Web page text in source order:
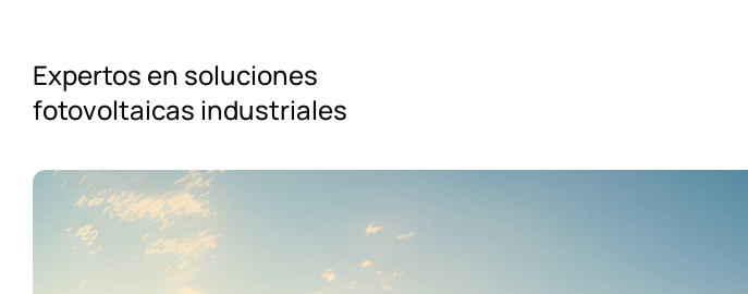
Expertos en soluciones
fotovoltaicas industriales